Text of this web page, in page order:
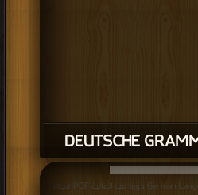
DEUTSCHE